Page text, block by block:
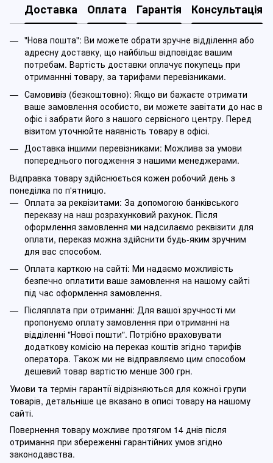
Доставка Оплата Гарантія Консультація
"Нова пошта": Ви можете обрати зручне відділення або
адресну доставку, що найбільш відповідає вашим
потребам. Вартість доставки оплачує покупець при
отриманнні товару, за тарифами перевізниками.
Самовивіз (безкоштовно): Якщо ви бажаєте отримати
ваше замовлення особисто, ви можете завітати до нас в
офіс і забрати його з нашого сервісного центру. Перед
візитом уточнюйте наявність товару в офісі.
Доставка іншими перевізниками: Можлива за умови
попереднього погодження з нашими менеджерами.
Відправка товару здійснюється кожен робочий день з
понеділка по п'ятницю.
Оплата за реквізитами: За допомогою банківського
переказу на наш розрахунковий рахунок. Після
оформлення замовлення ми надсилаємо реквізити для
оплати, переказ можна здійснити будь-яким зручним
для вас способом.
Оплата карткою на сайті: Ми надаємо можливість
безпечно оплатити ваше замовлення на нашому сайті
під час оформлення замовлення.
Післяплата при отриманні: Для вашої зручності ми
пропонуємо оплату замовлення при отриманні на
відділенні "Нової пошти". Потрібно враховувати
додаткову комісію на переказ коштів згідно тарифів
оператора. Також ми не відправляємо цим способом
дешевий товар вартістю менше 300 грн.
Умови та термін гарантії відрізняються для кожної групи
товарів, детальніше це вказано в описі товару на нашому
сайті.
Повернення товару можливе протягом 14 днів після
отримання при збереженні гарантійних умов згідно
законодавства.